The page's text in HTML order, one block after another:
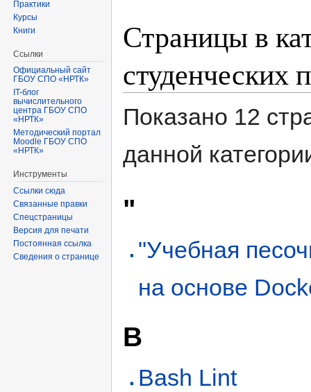
Страницы в
студенческих
Показано 12
данной
"
"Учебная
на основе
B
Bash Lint
Практики
Курсы
Книги
Ссылки
Официальный сайт
ГБОУ СПО «НРТК»
IT-блог
вычислительного
центра ГБОУ СПО
«НРТК»
Методический портал
Moodle ГБОУ СПО
«НРТК»
Инструменты
Ссылки сюда
Связанные правки
Спецстраницы
Версия для печати
Постоянная ссылка
Сведения о странице